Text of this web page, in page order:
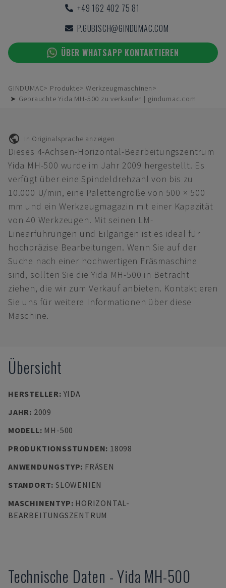
+49 162 402 75 81
P.GUBISCH@GINDUMAC.COM
ÜBER WHATSAPP KONTAKTIEREN
GINDUMAC Produkte
Werkzeugmaschinen
➤ Gebrauchte Yida MH-500 zu verkaufen | gindumac.com
In Originalsprache anzeigen
Dieses 4-Achsen-Horizontal-Bearbeitungszentrum
Yida MH-500 wurde im Jahr 2009 hergestellt. Es
verfügt über eine Spindeldrehzahl von bis zu
10.000 U/min, eine Palettengröße von 500 × 500
mm und ein Werkzeugmagazin mit einer Kapazität
von 40 Werkzeugen. Mit seinen LM-
Linearführungen und Eilgängen ist es ideal für
hochpräzise Bearbeitungen. Wenn Sie auf der
Suche nach einer hochwertigen Fräsmaschine
sind, sollten Sie die Yida MH-500 in Betracht
ziehen, die wir zum Verkauf anbieten. Kontaktieren
Sie uns für weitere Informationen über diese
Maschine.
Übersicht
HERSTELLER: YIDA
JAHR: 2009
MODELL: MH-500
PRODUKTIONSSTUNDEN: 18098
ANWENDUNGSTYP: FRÄSEN
STANDORT: SLOWENIEN
MASCHINENTYP: HORIZONTAL-
BEARBEITUNGSZENTRUM
Technische Daten -Yida MH-500